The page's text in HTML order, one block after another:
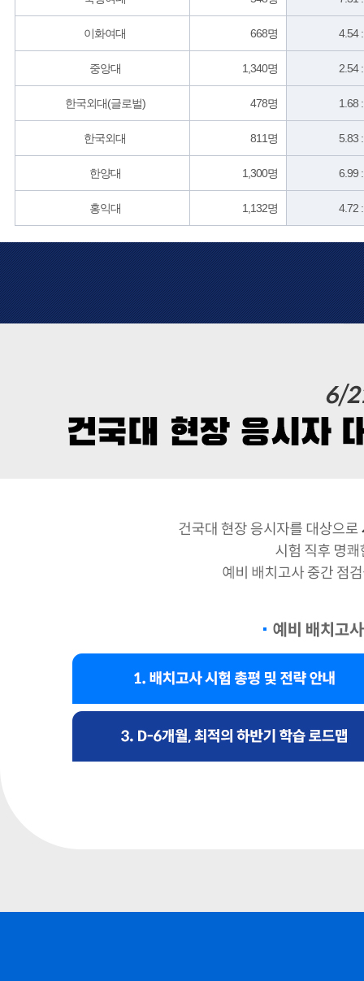
이화여대 668명 4.54
중앙대 1,340명 2.54
한국외대(글로벌) 478명 1.68
한국외대 811명 5.83
한양대 1,300명 6.99
홍익대 1,132명 4.72